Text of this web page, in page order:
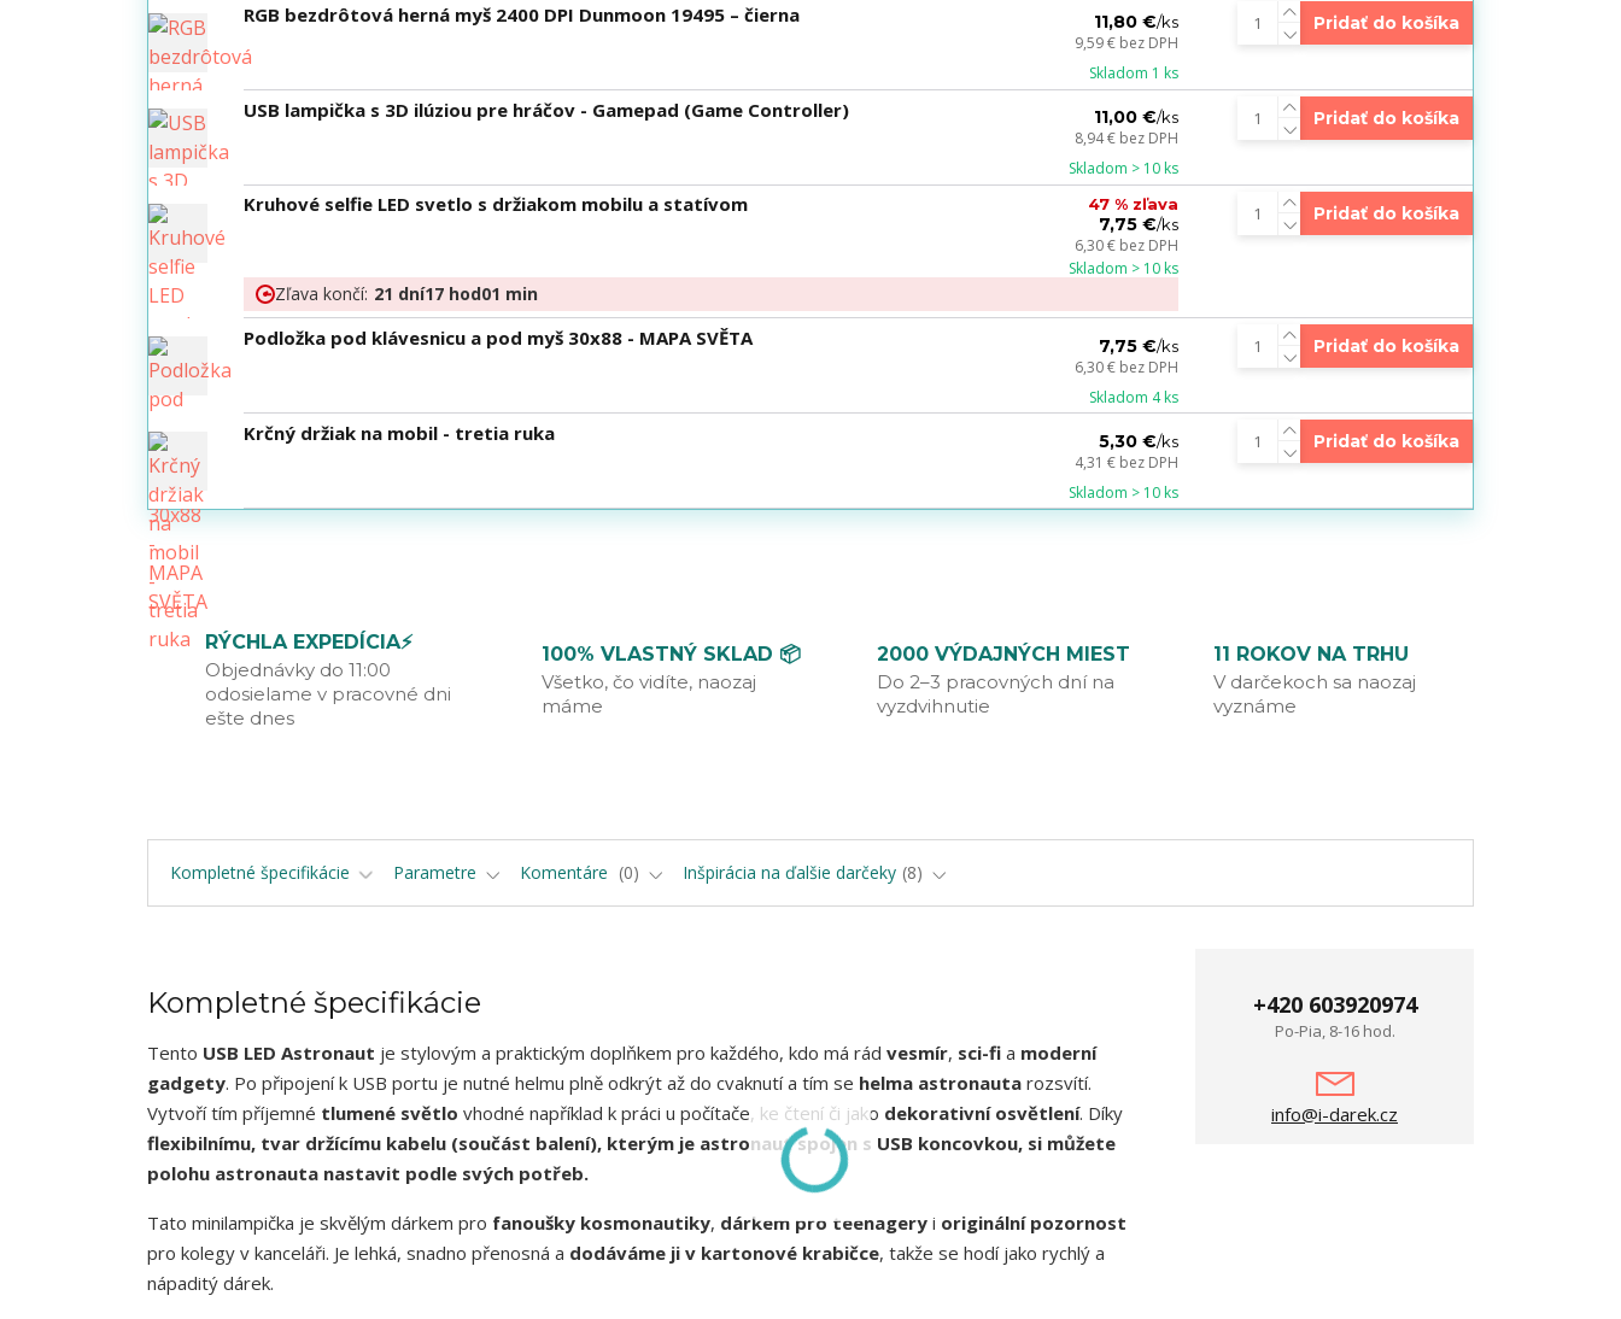
RGB bezdrôtová herná myš 2400 DPI Dunmoon 19495 – čierna 11,80 €/ks
9,59 € bez DPH
Skladom 1 ks
Pridať do košíka
USB lampička s 3D ilúziou pre hráčov - Gamepad (Game Controller) 11,00 €/ks
8,94 € bez DPH
Skladom > 10 ks
Pridať do košíka
Kruhové selfie LED svetlo s držiakom mobilu a statívom 47 % zľava
7,75 €/ks
6,30 € bez DPH
Skladom > 10 ks
Zľava končí: 21 dní17 hod01 min
Pridať do košíka
Podložka pod klávesnicu a pod myš 30x88 - MAPA SVĚTA 7,75 €/ks
6,30 € bez DPH
Skladom 4 ks
Pridať do košíka
Krčný držiak na mobil - tretia ruka 5,30 €/ks
4,31 € bez DPH
Skladom > 10 ks
Pridať do košíka
RÝCHLA EXPEDÍCIA⚡
Objednávky do 11:00
odosielame v pracovné dni
ešte dnes
100% VLASTNÝ SKLAD 📦
Všetko, čo vidíte, naozaj
máme
2000 VÝDAJNÝCH MIEST
Do 2–3 pracovných dní na
vyzdvihnutie
11 ROKOV NA TRHU
V darčekoch sa naozaj
vyznáme
Kompletné špecifikácie Parametre Komentáre 0 Inšpirácia na ďalšie darčeky 8
Kompletné špecifikácie
Tento USB LED Astronaut je stylovým a praktickým doplňkem pro každého, kdo má rád vesmír, sci-fi a moderní
gadgety. Po připojení k USB portu je nutné helmu plně odkrýt až do cvaknutí a tím se helma astronauta rozsvítí.
Vytvoří tím příjemné tlumené světlo vhodné například k práci u počítače, ke čtení či jako dekorativní osvětlení. Díky
flexibilnímu, tvar držícímu kabelu (součást balení), kterým je astronaut spojen s USB koncovkou, si můžete
polohu astronauta nastavit podle svých potřeb.
Tato minilampička je skvělým dárkem pro fanoušky kosmonautiky, dárkem pro teenagery i originální pozornost
pro kolegy v kanceláři. Je lehká, snadno přenosná a dodáváme ji v kartonové krabičce, takže se hodí jako rychlý a
nápaditý dárek.
+420 603920974
Po-Pia, 8-16 hod.
info@i-darek.cz